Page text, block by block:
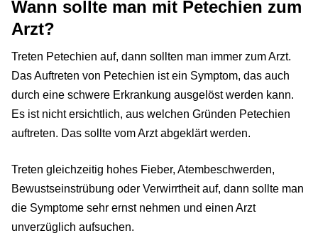
Wann sollte man mit Petechien zum
Arzt?
Treten Petechien auf, dann sollten man immer zum Arzt.
Das Auftreten von Petechien ist ein Symptom, das auch
durch eine schwere Erkrankung ausgelöst werden kann.
Es ist nicht ersichtlich, aus welchen Gründen Petechien
auftreten. Das sollte vom Arzt abgeklärt werden.
Treten gleichzeitig hohes Fieber, Atembeschwerden,
Bewustseinstrübung oder Verwirrtheit auf, dann sollte man
die Symptome sehr ernst nehmen und einen Arzt
unverzüglich aufsuchen.